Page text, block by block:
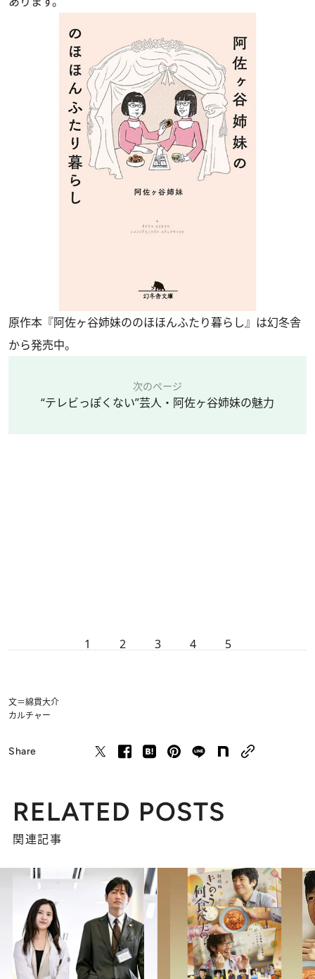
原作本『阿佐ヶ谷姉妹ののほほんふたり暮らし』は幻冬舎
から発売中。
次のページ
“テレビっぽくない”芸人・阿佐ヶ谷姉妹の魅力
1 2 3 4 5
文＝綿貫大介
カルチャー
Share
RELATED POSTS
関連記事